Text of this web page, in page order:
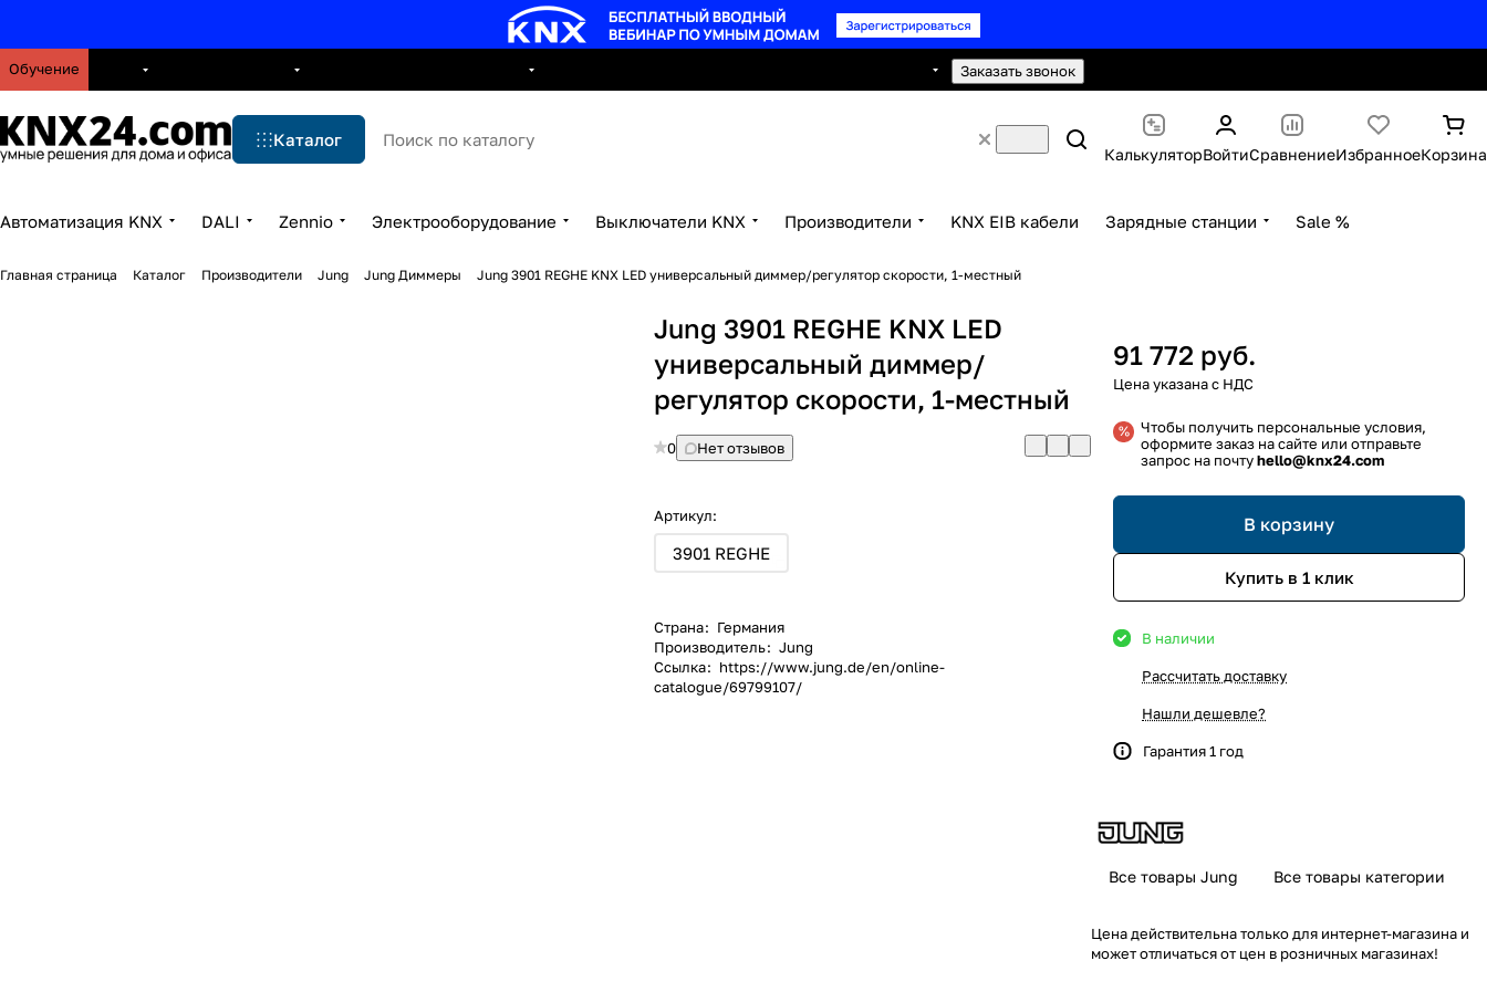
Обучение Заказать звонок
Каталог
КалькуляторВойтиСравнениеИзбранноеКорзина
Автоматизация KNX DALI Zennio Электрооборудование Выключатели KNX Производители KNX EIB кабели Зарядные станции Sale %
Главная страница Каталог Производители Jung Jung Диммеры Jung 3901 REGHE KNX LED универсальный диммер/регулятор скорости, 1-местный
Jung 3901 REGHE KNX LED
универсальный диммер/
регулятор скорости, 1-местный
0 Нет отзывов
Артикул:
3901 REGHE
Страна: Германия
Производитель: Jung
Ссылка: https://www.jung.de/en/online-
catalogue/69799107/
91 772 руб.
Чтобы получить персональные условия,
оформите заказ на сайте или отправьте
запрос на почтуhello@knx24.com
В корзину
Купить в 1 клик
В наличии
Рассчитать доставку
Нашли дешевле?
Гарантия 1 год
Все товары Jung Все товары категории
Цена действительна только для интернет-магазина и
может отличаться от цен в розничных магазинах!